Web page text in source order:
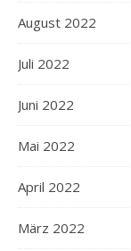
August 2022
Juli 2022
Juni 2022
Mai 2022
April 2022
März 2022